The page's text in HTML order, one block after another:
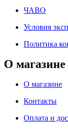
ЧАВО
Условия
Политика
О магазине
О магазине
Контакты
Оплата и